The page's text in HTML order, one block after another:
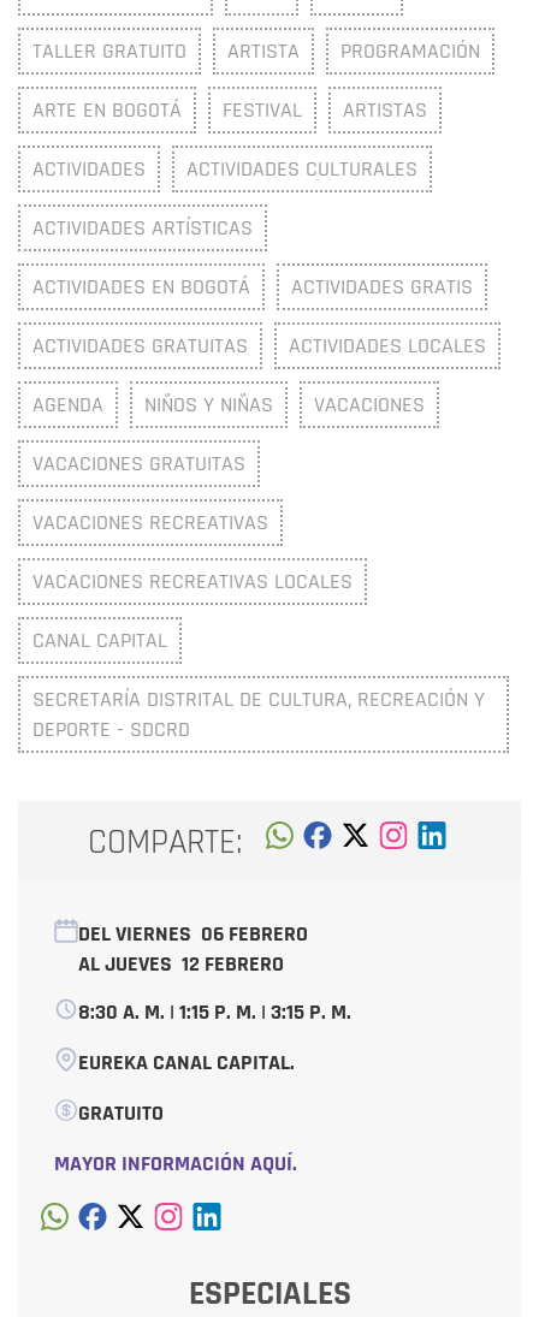
TALLER GRATUITO ARTISTA PROGRAMACIÓN
ARTE EN BOGOTÁ FESTIVAL ARTISTAS
ACTIVIDADES ACTIVIDADES CULTURALES
ACTIVIDADES ARTÍSTICAS
ACTIVIDADES EN BOGOTÁ ACTIVIDADES GRATIS
ACTIVIDADES GRATUITAS ACTIVIDADES LOCALES
AGENDA NIÑOS Y NIÑAS VACACIONES
VACACIONES GRATUITAS
VACACIONES RECREATIVAS
VACACIONES RECREATIVAS LOCALES
CANAL CAPITAL
SECRETARÍA DISTRITAL DE CULTURA, RECREACIÓN Y
DEPORTE - SDCRD
COMPARTE:
DEL VIERNES 06 FEBRERO
AL JUEVES 12 FEBRERO
8:30 A. M. | 1:15 P. M. | 3:15 P. M.
EUREKA CANAL CAPITAL.
GRATUITO
MAYOR INFORMACIÓN AQUÍ.
ESPECIALES